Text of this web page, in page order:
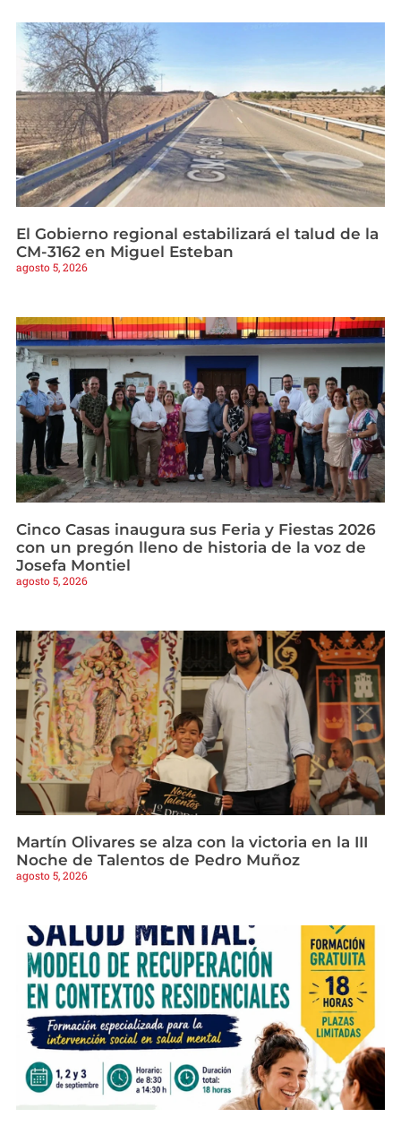
El Gobierno regional estabilizará el talud de la
CM-3162 en Miguel Esteban
agosto 5, 2026
Cinco Casas inaugura sus Feria y Fiestas 2026
con un pregón lleno de historia de la voz de
Josefa Montiel
agosto 5, 2026
Martín Olivares se alza con la victoria en la III
Noche de Talentos de Pedro Muñoz
agosto 5, 2026